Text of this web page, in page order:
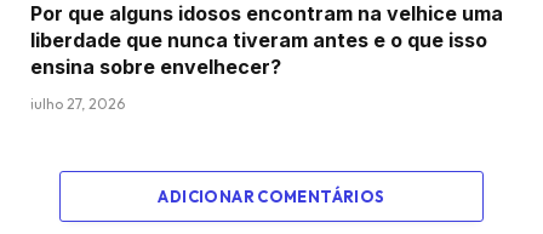
Por que alguns idosos encontram na velhice uma
liberdade que nunca tiveram antes e o que isso
ensina sobre envelhecer?
julho 27, 2026
ADICIONAR COMENTÁRIOS